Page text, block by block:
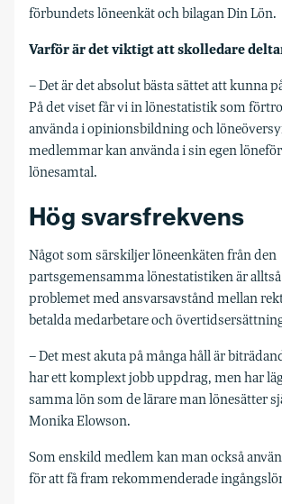
förbundets löneenkät och bilagan Din Lön.
Varför är det viktigt att skolledare
– Det är det absolut bästa sättet att kunna
På det viset får vi in lönestatistik som
använda i opinionsbildning och
medlemmar kan använda i sin egen
lönesamtal.
Hög svarsfrekvens
Något som särskiljer löneenkäten från den
partsgemensamma lönestatistiken är
problemet med ansvarsavstånd mellan
betalda medarbetare och
– Det mest akuta på många håll är
har ett komplext jobb uppdrag, men har
samma lön som de lärare man lönesätter
Monika Elowson.
Som enskild medlem kan man också
för att få fram rekommenderade